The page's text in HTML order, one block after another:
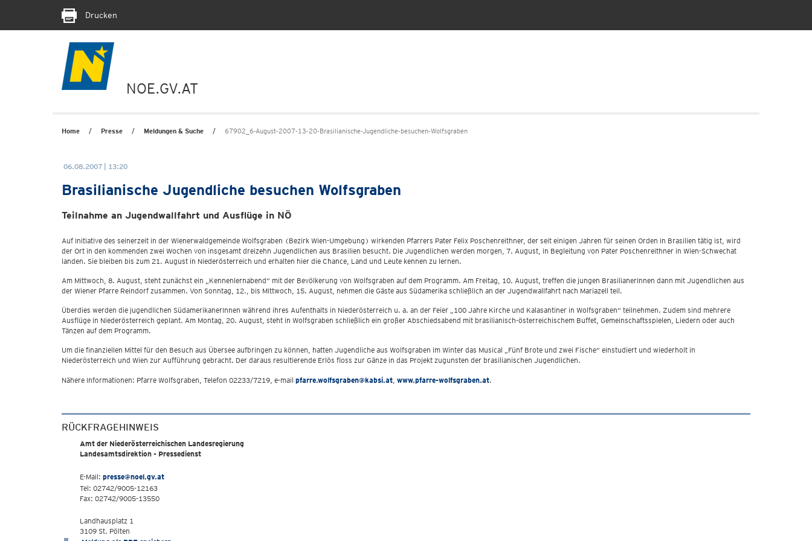
Drucken
NOE.GV.AT
Home Presse Meldungen & Suche 67902_6-August-2007-13-20-Brasilianische-Jugendliche-besuchen-Wolfsgraben
06.08.2007 | 13:20
Brasilianische Jugendliche besuchen Wolfsgraben
Teilnahme an Jugendwallfahrt und Ausflüge in NÖ
Auf Initiative des seinerzeit in der Wienerwaldgemeinde Wolfsgraben (Bezirk Wien-Umgebung) wirkenden Pfarrers Pater Felix Poschenreithner, der seit einigen Jahren für seinen Orden in Brasilien tätig ist, wird
der Ort in den kommenden zwei Wochen von insgesamt dreizehn Jugendlichen aus Brasilien besucht. Die Jugendlichen werden morgen, 7. August, in Begleitung von Pater Poschenreithner in Wien-Schwechat
landen. Sie bleiben bis zum 21. August in Niederösterreich und erhalten hier die Chance, Land und Leute kennen zu lernen.
Am Mittwoch, 8. August, steht zunächst ein „Kennenlernabend“ mit der Bevölkerung von Wolfsgraben auf dem Programm. Am Freitag, 10. August, treffen die jungen BrasilianerInnen dann mit Jugendlichen aus
der Wiener Pfarre Reindorf zusammen. Von Sonntag, 12., bis Mittwoch, 15. August, nehmen die Gäste aus Südamerika schließlich an der Jugendwallfahrt nach Mariazell teil.
Überdies werden die jugendlichen SüdamerikanerInnen während ihres Aufenthalts in Niederösterreich u. a. an der Feier „100 Jahre Kirche und Kalasantiner in Wolfsgraben“ teilnehmen. Zudem sind mehrere
Ausflüge in Niederösterreich geplant. Am Montag, 20. August, steht in Wolfsgraben schließlich ein großer Abschiedsabend mit brasilianisch-österreichischem Buffet, Gemeinschaftsspielen, Liedern oder auch
Tänzen auf dem Programm.
Um die finanziellen Mittel für den Besuch aus Übersee aufbringen zu können, hatten Jugendliche aus Wolfsgraben im Winter das Musical „Fünf Brote und zwei Fische“ einstudiert und wiederholt in
Niederösterreich und Wien zur Aufführung gebracht. Der daraus resultierende Erlös floss zur Gänze in das Projekt zugunsten der brasilianischen Jugendlichen.
Nähere Informationen: Pfarre Wolfsgraben, Telefon 02233/7219, e-mail pfarre.wolfsgraben@kabsi.at, www.pfarre-wolfsgraben.at.
RÜCKFRAGEHINWEIS
Amt der Niederösterreichischen Landesregierung
Landesamtsdirektion - Pressedienst
E-Mail: presse@noel.gv.at
Tel: 02742/9005-12163
Fax: 02742/9005-13550
Landhausplatz 1
3109 St. Pölten